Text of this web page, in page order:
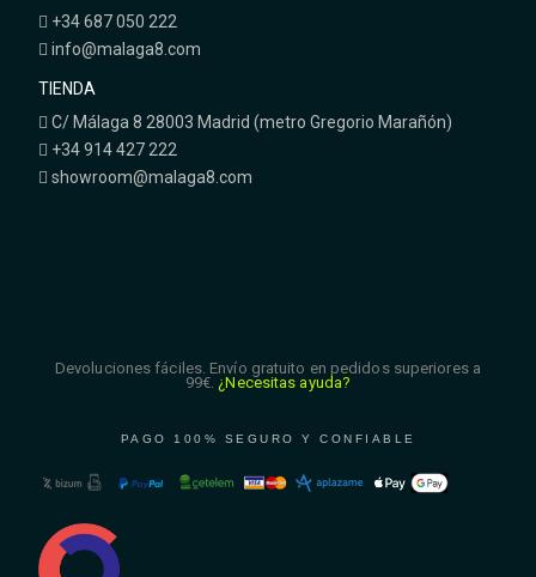
+34 687 050 222
info@malaga8.com
TIENDA
C/ Málaga 8 28003 Madrid (metro Gregorio Marañón)
+34 914 427 222
showroom@malaga8.com
Devoluciones fáciles. Envío gratuito en pedidos superiores a
99€. ¿Necesitas ayuda?
PAGO 100% SEGURO Y CONFIABLE